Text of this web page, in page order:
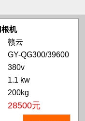
根机
赣云
GY-QG300/39600
380v
1.1 kw
200kg
28500元